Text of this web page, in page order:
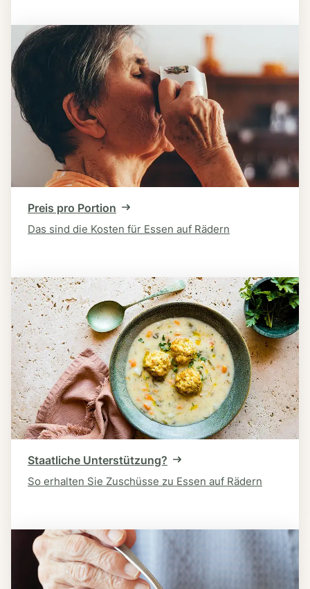
Preis pro Portion
Das sind die Kosten für Essen auf Rädern
Staatliche Unterstützung?
So erhalten Sie Zuschüsse zu Essen auf Rädern